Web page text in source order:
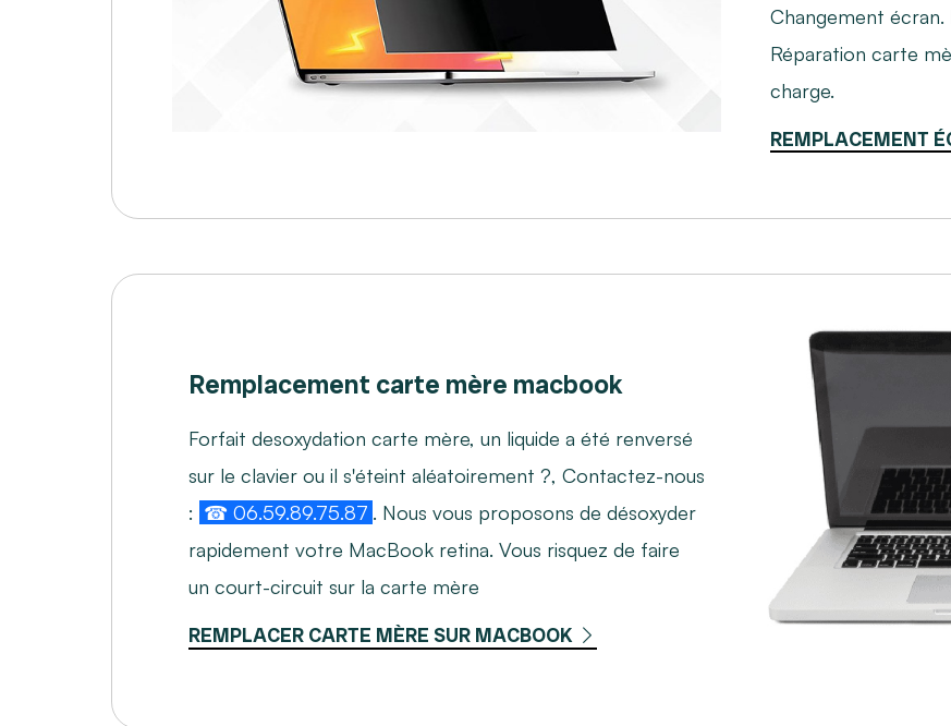
Changement écran.
Réparation carte
charge.
REMPLACEMENT
Remplacement carte mère macbook
Forfait desoxydation carte mère, un liquide a été renversé
sur le clavier ou il s'éteint aléatoirement ?, Contactez-nous
: ☎ 06.59.89.75.87 . Nous vous proposons de désoxyder
rapidement votre MacBook retina. Vous risquez de faire
un court-circuit sur la carte mère
REMPLACER CARTE MÈRE SUR MACBOOK